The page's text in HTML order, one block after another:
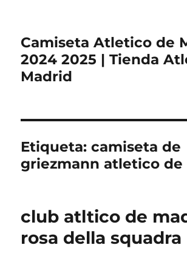
Camiseta Atletico de
2024 2025 | Tienda
Madrid
Etiqueta:camiseta de
griezmann atletico de
club atltico de
rosa della squadra